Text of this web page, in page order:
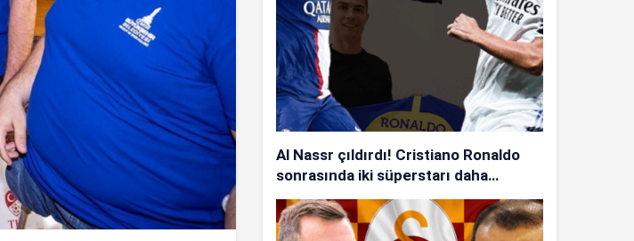
Al Nassr çıldırdı! Cristiano Ronaldo
sonrasında iki süperstarı daha
istiyorlar…